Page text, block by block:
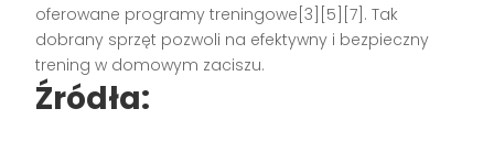
oferowane programy treningowe[3][5][7]. Tak
dobrany sprzęt pozwoli na efektywny i bezpieczny
trening w domowym zaciszu.
Źródła: